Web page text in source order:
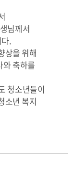
님께서
.
상을 위해
와 축하를
청소년들이
소년 복지